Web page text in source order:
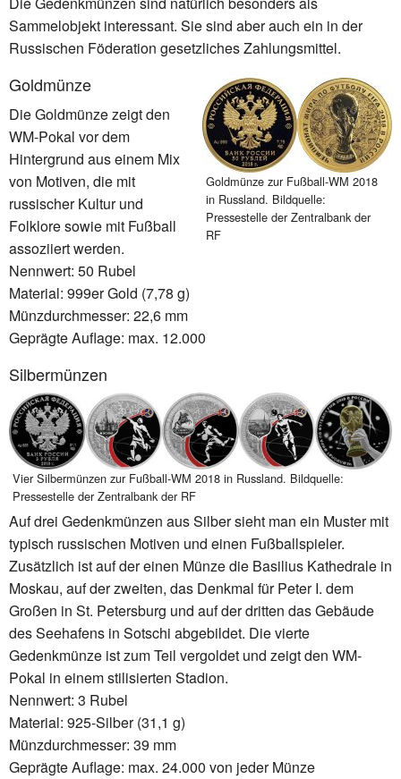
Sammelobjekt interessant. Sie sind aber auch ein in der
Russischen Föderation gesetzliches Zahlungsmittel.
Goldmünze zur Fußball-WM 2018
in Russland. Bildquelle:
Pressestelle der Zentralbank der
RF
Goldmünze
Die Goldmünze zeigt den
WM-Pokal vor dem
Hintergrund aus einem Mix
von Motiven, die mit
russischer Kultur und
Folklore sowie mit Fußball
assoziiert werden.
Nennwert: 50 Rubel
Material: 999er Gold (7,78 g)
Münzdurchmesser: 22,6 mm
Geprägte Auflage: max. 12.000
Silbermünzen
Vier Silbermünzen zur Fußball-WM 2018 in Russland. Bildquelle:
Pressestelle der Zentralbank der RF
Auf drei Gedenkmünzen aus Silber sieht man ein Muster mit
typisch russischen Motiven und einen Fußballspieler.
Zusätzlich ist auf der einen Münze die Basilius Kathedrale in
Moskau, auf der zweiten, das Denkmal für Peter I. dem
Großen in St. Petersburg und auf der dritten das Gebäude
des Seehafens in Sotschi abgebildet. Die vierte
Gedenkmünze ist zum Teil vergoldet und zeigt den WM-
Pokal in einem stilisierten Stadion.
Nennwert: 3 Rubel
Material: 925-Silber (31,1 g)
Münzdurchmesser: 39 mm
Geprägte Auflage: max. 24.000 von jeder Münze